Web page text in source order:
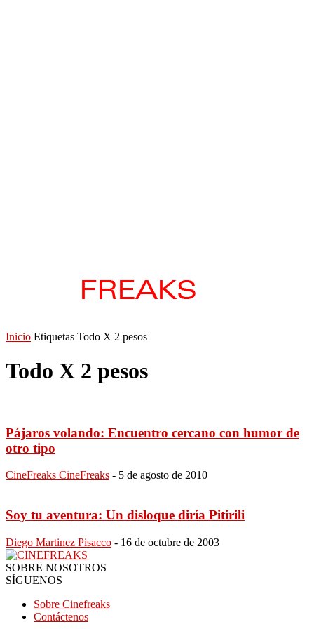
Inicio Etiquetas Todo X 2 pesos
Todo X 2 pesos
Pájaros volando: Encuentro cercano con humor de
otro tipo
CineFreaks CineFreaks - 5 de agosto de 2010
Soy tu aventura: Un disloque diría Pitirili
Diego Martinez Pisacco - 16 de octubre de 2003
SOBRE NOSOTROS
SÍGUENOS
Sobre Cinefreaks
Contáctenos